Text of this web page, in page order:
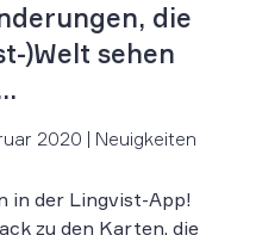
die
)Welt sehen
2020 | Neuigkeiten
in der Lingvist-App!
zu den Karten, die